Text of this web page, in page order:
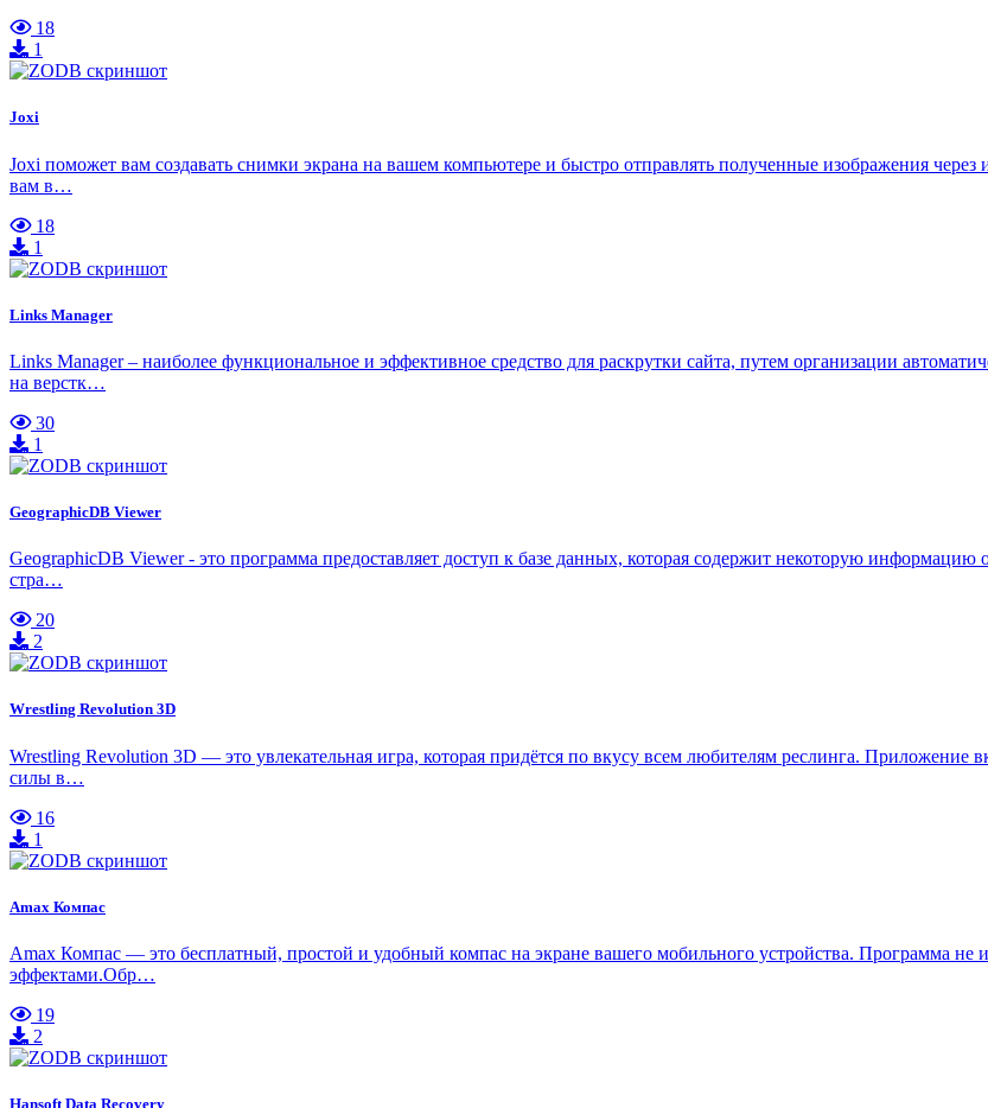
18
1
Joxi
Joxi поможет вам создавать снимки экрана на вашем компьютере и быстро отправлять полученные изображения через
вам в…
18
1
Links Manager
Links Manager – наиболее функциональное и эффективное средство для раскрутки сайта, путем организации
на верстк…
30
1
GeographicDB Viewer
GeographicDB Viewer - это программа предоставляет доступ к базе данных, которая содержит некоторую
стра…
20
2
Wrestling Revolution 3D
Wrestling Revolution 3D — это увлекательная игра, которая придётся по вкусу всем любителям реслинга. Приложение
силы в…
16
1
Amax Компас
Amax Компас — это бесплатный, простой и удобный компас на экране вашего мобильного устройства. Программа
эффектами.Обр…
19
2
Hansoft Data Recovery